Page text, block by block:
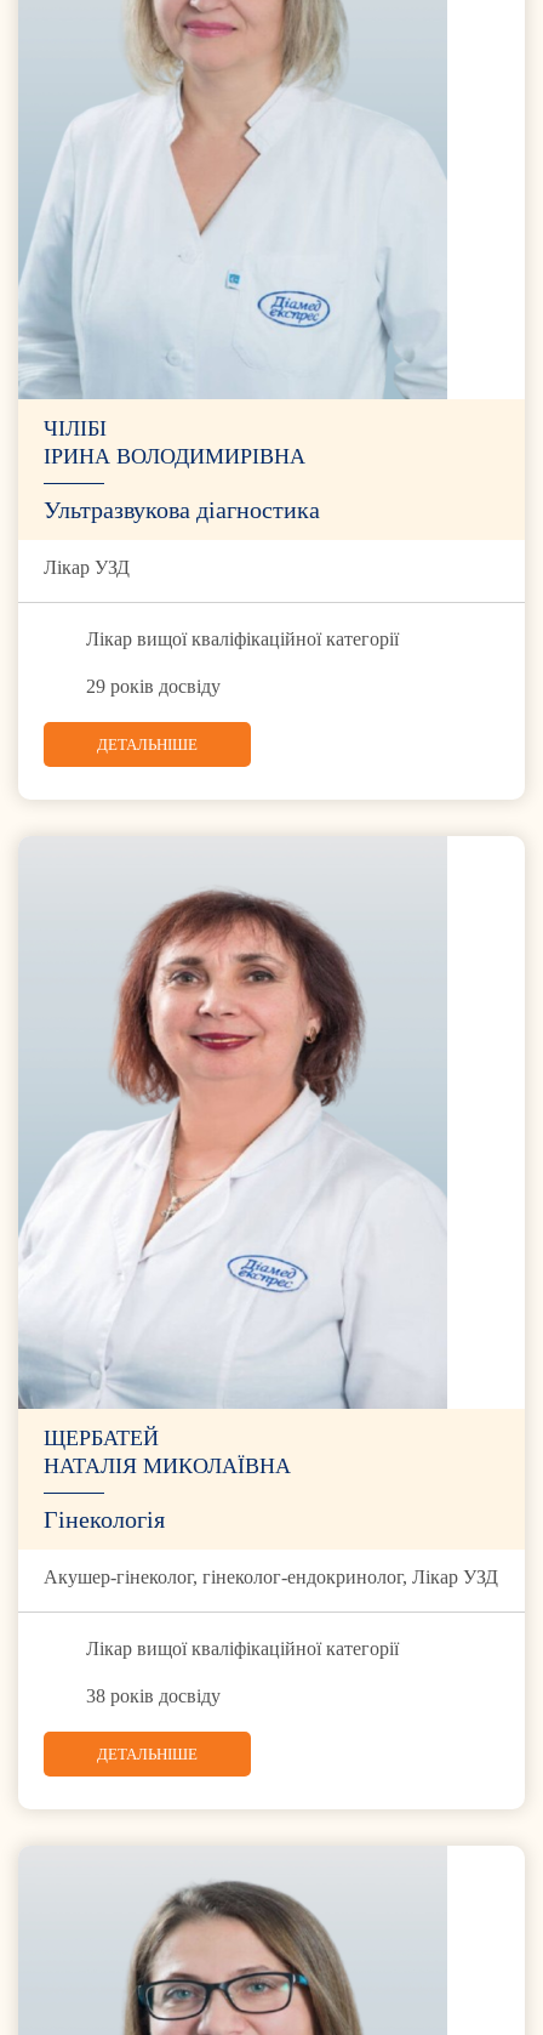
ЧІЛІБІ
ІРИНА ВОЛОДИМИРІВНА
Ультразвукова діагностика
Лікар УЗД
Лікар вищої кваліфікаційної категорії
29 років досвіду
ДЕТАЛЬНІШЕ
ЩЕРБАТЕЙ
НАТАЛІЯ МИКОЛАЇВНА
Гінекологія
Акушер-гінеколог, гінеколог-ендокринолог, Лікар УЗД
Лікар вищої кваліфікаційної категорії
38 років досвіду
ДЕТАЛЬНІШЕ